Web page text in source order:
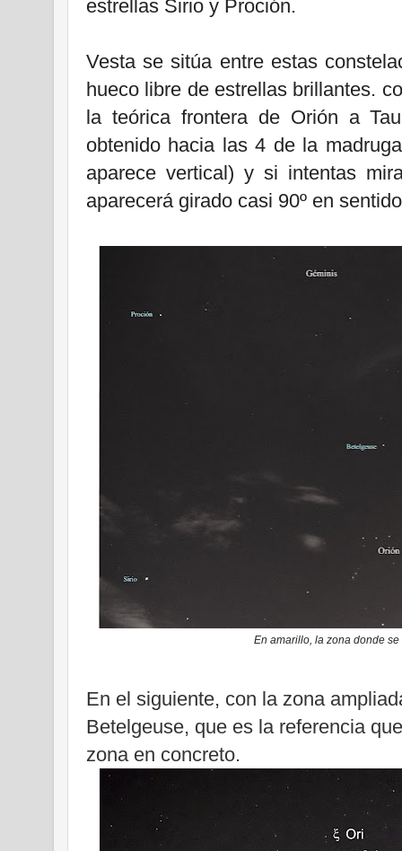
estrellas Sirio y Proción.
Vesta se sitúa entre estas
hueco libre de estrellas brillantes.
la teórica frontera de Orión a
obtenido hacia las 4 de la
aparece vertical) y si intentas
aparecerá girado casi 90º en
En amarillo, la zona donde
En el siguiente, con la zona
Betelgeuse, que es la referencia
zona en concreto.